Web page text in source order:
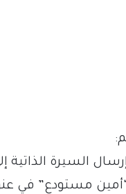
السيرة الذاتية
مستودع” في